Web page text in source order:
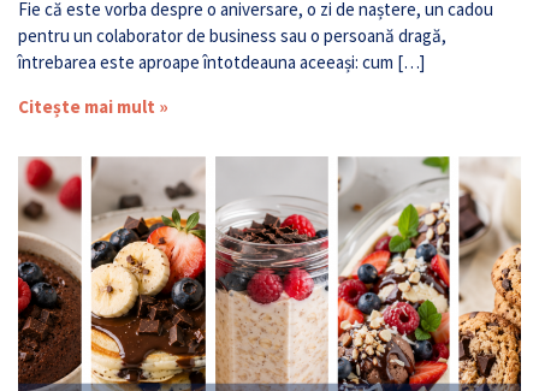
Fie că este vorba despre o aniversare, o zi de naștere, un cadou
pentru un colaborator de business sau o persoană dragă,
întrebarea este aproape întotdeauna aceeași: cum […]
Citește mai mult »